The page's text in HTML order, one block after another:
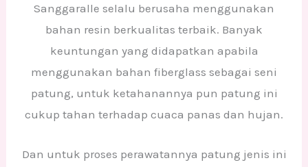
Sanggaralle selalu berusaha menggunakan
bahan resin berkualitas terbaik. Banyak
keuntungan yang didapatkan apabila
menggunakan bahan fiberglass sebagai seni
patung, untuk ketahanannya pun patung ini
cukup tahan terhadap cuaca panas dan hujan.
Dan untuk proses perawatannya patung jenis ini